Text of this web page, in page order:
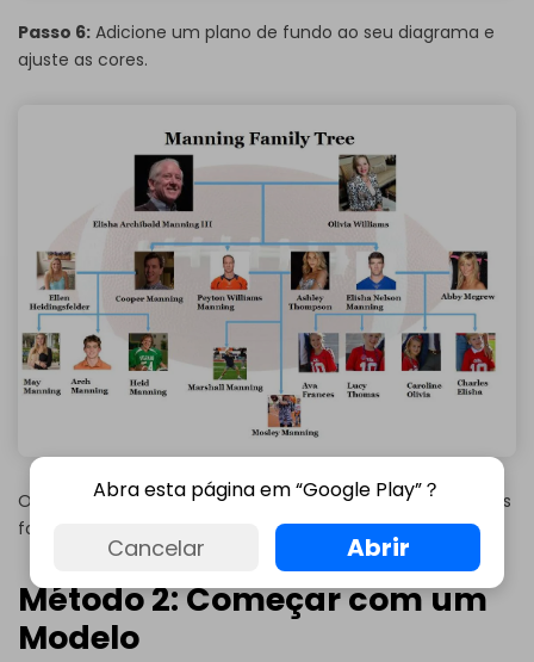
Passo 6: Adicione um plano de fundo ao seu diagrama e
ajuste as cores.
O eu diagrama está pronto e pode ser salvo em diferentes
formatos de acordo com as suas necessidades.
Método 2: Começar com um
Modelo
Abra esta página em “Google Play”？
Cancelar Abrir